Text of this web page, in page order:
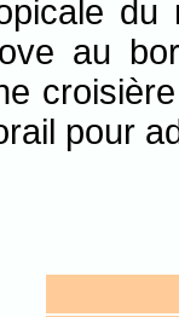
du
au
pour